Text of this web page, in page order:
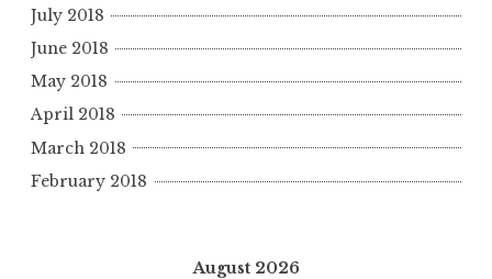
July 2018
June 2018
May 2018
April 2018
March 2018
February 2018
August 2026